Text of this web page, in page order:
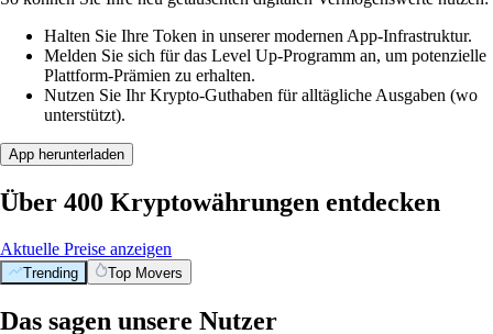
Halten Sie Ihre Token in unserer modernen App-Infrastruktur.
Melden Sie sich für das Level Up-Programm an, um potenzielle
Plattform-Prämien zu erhalten.
Nutzen Sie Ihr Krypto-Guthaben für alltägliche Ausgaben (wo
unterstützt).
App herunterladen
Über 400 Kryptowährungen entdecken
Aktuelle Preise anzeigen
Trending Top Movers
Das sagen unsere Nutzer